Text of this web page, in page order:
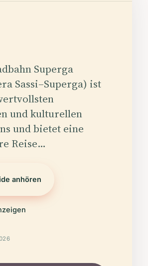
Superga
Sassi–Superga) ist
und kulturellen
und bietet eine
Reise…
anhören